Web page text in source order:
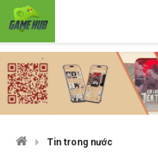
Tin trong nước